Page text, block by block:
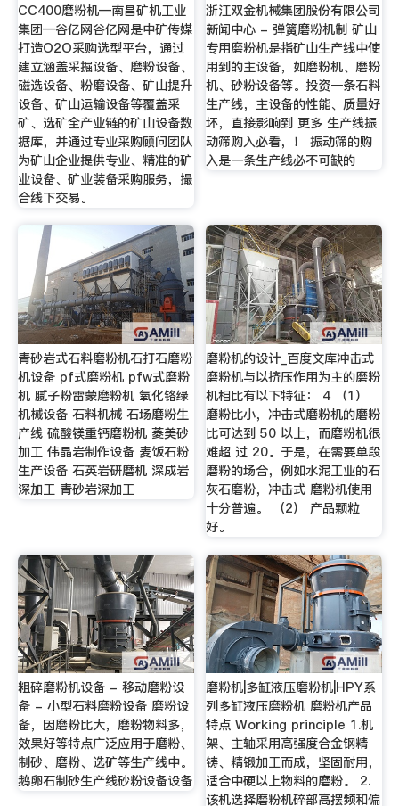
CC400磨粉机—南昌矿机工业
集团—谷亿网谷亿网是中矿传媒
打造O2O采购选型平台，通过
建立涵盖采掘设备、磨粉设备、
磁选设备、粉磨设备、矿山提升
设备、矿山运输设备等覆盖采
矿、选矿全产业链的矿山设备数
据库，并通过专业采购顾问团队
为矿山企业提供专业、精准的矿
业设备、矿业装备采购服务，撮
合线下交易。
浙江双金机械集团股份有限公司
新闻中心 - 弹簧磨粉机制 矿山
专用磨粉机是指矿山生产线中使
用到的主设备，如磨粉机、磨粉
机、砂粉设备等。投资一条石料
生产线，主设备的性能、质量好
坏，直接影响到 更多 生产线振
动筛购入必看，！ 振动筛的购
入是一条生产线必不可缺的
青砂岩式石料磨粉机石打石磨粉
机设备 pf式磨粉机 pfw式磨粉
机 腻子粉雷蒙磨粉机 氧化铬绿
机械设备 石料机械 石场磨粉生
产线 硫酸镁重钙磨粉机 菱美砂
加工 伟晶岩制作设备 麦饭石粉
生产设备 石英岩研磨机 深成岩
深加工 青砂岩深加工
磨粉机的设计_百度文库冲击式
磨粉机与以挤压作用为主的磨粉
机相比有以下特征： 4 （1）
磨粉比小，冲击式磨粉机的磨粉
比可达到 50 以上，而磨粉机很
难超 过 20。于是，在需要单段
磨粉的场合，例如水泥工业的石
灰石磨粉，冲击式 磨粉机使用
十分普遍。 （2） 产品颗粒
好。
粗碎磨粉机设备 - 移动磨粉设
备 - 小型石料磨粉设备 磨粉设
备，因磨粉比大，磨粉物料多，
效果好等特点广泛应用于磨粉、
制砂、磨粉、选矿等生产线中。
鹅卵石制砂生产线砂粉设备设备
磨粉机|多缸液压磨粉机|HPY系
列多缸液压磨粉机 磨粉机产品
特点 Working principle 1.机
架、主轴采用高强度合金钢精
铸、精锻加工而成，坚固耐用，
适合中硬以上物料的磨粉。 2.
该机选择磨粉机碎部高摆频和偏